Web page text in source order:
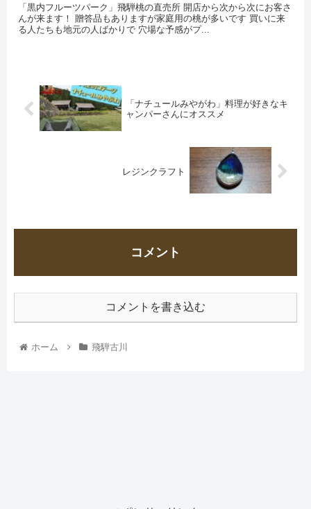
「黒内フルーツパーク」飛騨桃の直売所 開店から次から次にお客さ
んが来ます！ 贈答品もありますが家庭用の桃が多いです 買いに来
る人たちも地元の人ばかりで 穴場な予感がプ...
「ナチュールみやがわ」料理が好きなキ
ャンパーさんにオススメ
レジンクラフト
コメント
コメントを書き込む
ホーム 飛騨古川